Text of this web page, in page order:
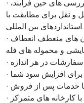
· کنترل کیفیت دقیق: آزمایش مواد خام، بررسی های حین فرآیند،
و نقل برای مطابقت با
استانداردهای بین المللی
· خطوط تولید مدرن با خروجی زیاد و زمان های منعطف انعطاف
و محموله های فله
سفارشات در هر اندازه
برای افزایش سود شما
تا خدمات پس از فروش
· مشارکت های طولانی مدت قابل اعتماد با کارخانه های متمرکز